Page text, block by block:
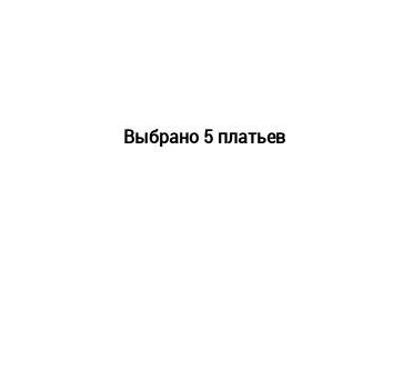
Выбрано 5 платьев